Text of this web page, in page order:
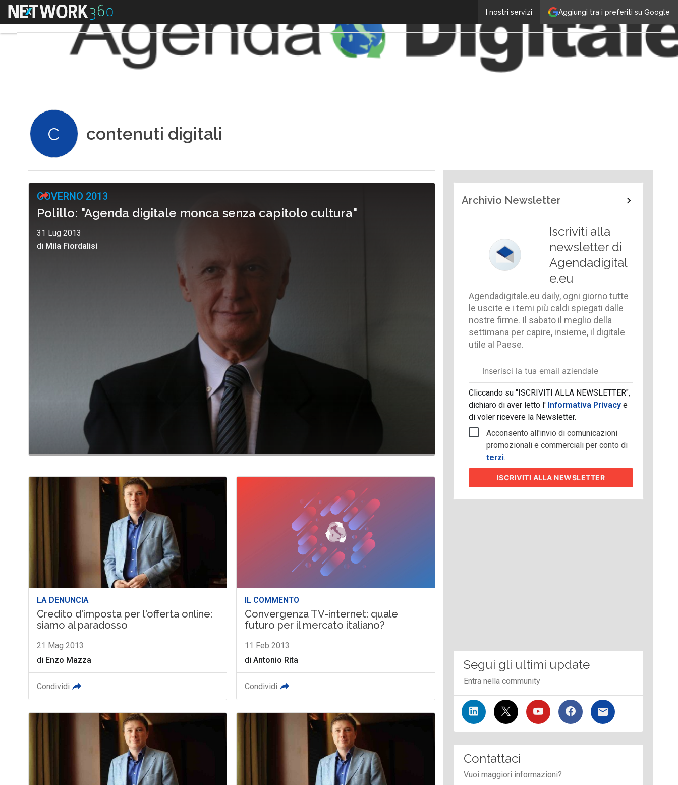
Aggiungi tra i preferiti su Google
I nostri servizi
Menu
C contenuti digitali
GOVERNO 2013
Polillo: "Agenda digitale monca senza capitolo cultura"
31 Lug 2013
di Mila Fiordalisi
LA DENUNCIA
Credito d'imposta per l'offerta online:
siamo al paradosso
21 Mag 2013
di Enzo Mazza
Condividi
IL COMMENTO
Convergenza TV-internet: quale
futuro per il mercato italiano?
11 Feb 2013
diAntonio Rita
Condividi
Archivio Newsletter
Iscriviti alla
newsletter di
Agendadigital
e.eu
Agendadigitale.eu daily, ogni giorno tutte
le uscite e i temi più caldi spiegati dalle
nostre firme. Il sabato il meglio della
settimana per capire, insieme, il digitale
utile al Paese.
aziendale
Cliccando su "ISCRIVITI ALLA NEWSLETTER",
dichiaro di aver letto l'Informativa Privacy e
di voler ricevere la Newsletter.
Acconsento all'invio di comunicazioni
promozionali e commerciali per conto di
terzi.
ISCRIVITI ALLA NEWSLETTER
Segui gli ultimi update
Entra nella community
Contattaci
Vuoi maggiori informazioni?